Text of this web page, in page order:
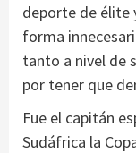
deporte de élite
forma
tanto a nivel de
por tener que
Fue el capitán
Sudáfrica la